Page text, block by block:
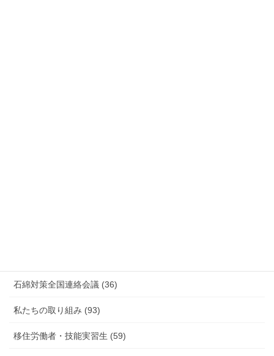
石綿対策全国連絡会議 (36)
私たちの取り組み (93)
移住労働者・技能実習生 (59)